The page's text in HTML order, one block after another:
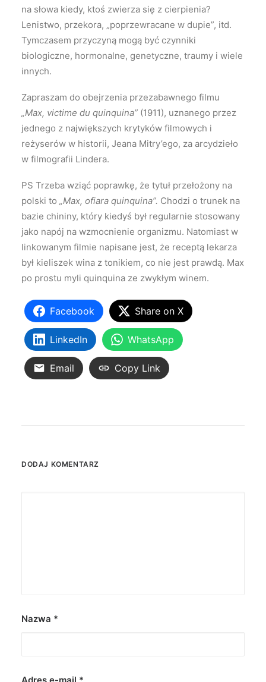
na słowa kiedy, ktoś zwierza się z cierpienia?
Lenistwo, przekora, „poprzewracane w dupie”, itd.
Tymczasem przyczyną mogą być czynniki
biologiczne, hormonalne, genetyczne, traumy i wiele
innych.
Zapraszam do obejrzenia przezabawnego filmu
„Max, victime du quinquina” (1911), uznanego przez
jednego z największych krytyków filmowych i
reżyserów w historii, Jeana Mitry’ego, za arcydzieło
w filmografii Lindera.
PS Trzeba wziąć poprawkę, że tytuł przełożony na
polski to „Max, ofiara quinquina”. Chodzi o trunek na
bazie chininy, który kiedyś był regularnie stosowany
jako napój na wzmocnienie organizmu. Natomiast w
linkowanym filmie napisane jest, że receptą lekarza
był kieliszek wina z tonikiem, co nie jest prawdą. Max
po prostu myli quinquina ze zwykłym winem.
Facebook Share on X
LinkedIn WhatsApp
Email Copy Link
DODAJ KOMENTARZ
Nazwa *